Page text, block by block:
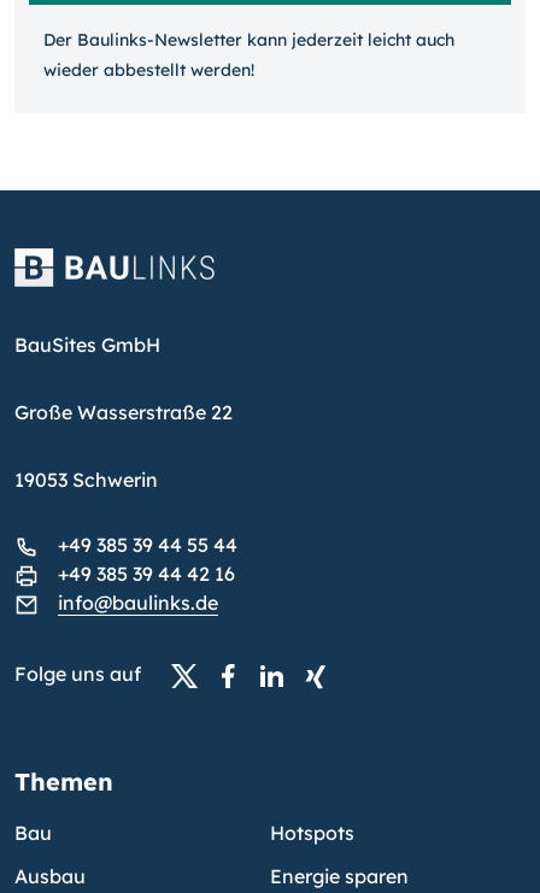
Der Baulinks-Newsletter kann jeder­zeit leicht auch
wieder ab­bestellt werden!
BauSites GmbH
Große Wasserstraße 22
19053 Schwerin
+49 385 39 44 55 44
+49 385 39 44 42 16
info@baulinks.de
Folge uns auf
Themen
Bau
Ausbau
Hotspots
Energie sparen